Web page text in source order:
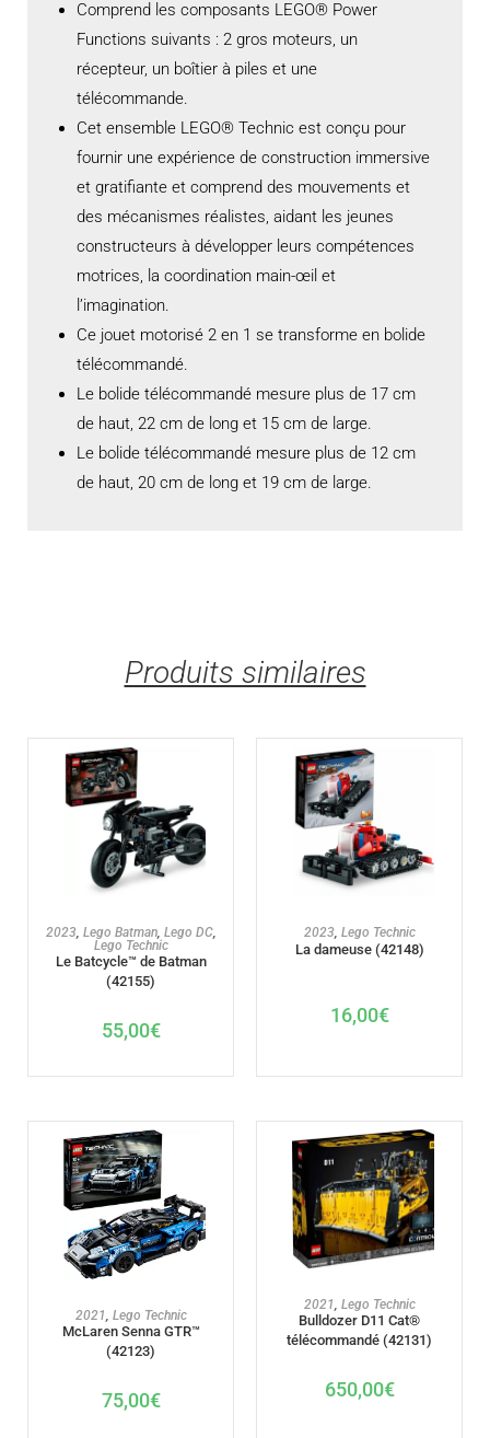
Comprend les composants LEGO® Power
Functions suivants : 2 gros moteurs, un
récepteur, un boîtier à piles et une
télécommande.
Cet ensemble LEGO® Technic est conçu pour
fournir une expérience de construction immersive
et gratifiante et comprend des mouvements et
des mécanismes réalistes, aidant les jeunes
constructeurs à développer leurs compétences
motrices, la coordination main-œil et
l’imagination.
Ce jouet motorisé 2 en 1 se transforme en bolide
télécommandé.
Le bolide télécommandé mesure plus de 17 cm
de haut, 22 cm de long et 15 cm de large.
Le bolide télécommandé mesure plus de 12 cm
de haut, 20 cm de long et 19 cm de large.
Produits similaires
AJOUTER AU PANIER
2023, Lego Batman, Lego DC,
Lego Technic
Le Batcycle™ de Batman
(42155)
55,00€
AJOUTER AU PANIER
2023, Lego Technic
La dameuse (42148)
16,00€
AJOUTER AU PANIER
2021, Lego Technic
McLaren Senna GTR™
(42123)
75,00€
AJOUTER AU PANIER
2021, Lego Technic
Bulldozer D11 Cat®
télécommandé (42131)
650,00€